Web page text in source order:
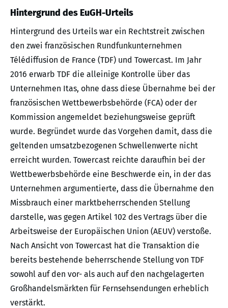
Hintergrund des EuGH-Urteils
Hintergrund des Urteils war ein Rechtstreit zwischen
den zwei französischen Rundfunkunternehmen
Télédiffusion de France (TDF) und Towercast. Im Jahr
2016 erwarb TDF die alleinige Kontrolle über das
Unternehmen Itas, ohne dass diese Übernahme bei der
französischen Wettbewerbsbehörde (FCA) oder der
Kommission angemeldet beziehungsweise geprüft
wurde. Begründet wurde das Vorgehen damit, dass die
geltenden umsatzbezogenen Schwellenwerte nicht
erreicht wurden. Towercast reichte daraufhin bei der
Wettbewerbsbehörde eine Beschwerde ein, in der das
Unternehmen argumentierte, dass die Übernahme den
Missbrauch einer marktbeherrschenden Stellung
darstelle, was gegen Artikel 102 des Vertrags über die
Arbeitsweise der Europäischen Union (AEUV) verstoße.
Nach Ansicht von Towercast hat die Transaktion die
bereits bestehende beherrschende Stellung von TDF
sowohl auf den vor- als auch auf den nachgelagerten
Großhandelsmärkten für Fernsehsendungen erheblich
verstärkt.